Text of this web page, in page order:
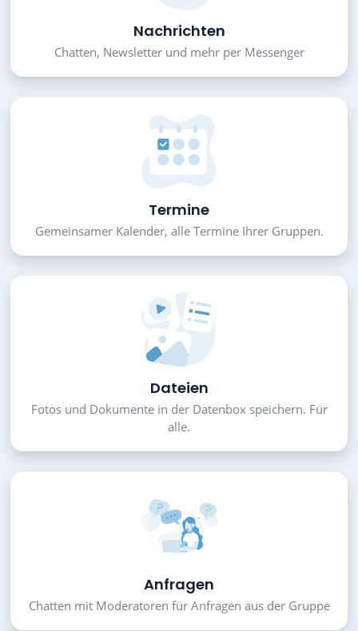
Nachrichten
Chatten, Newsletter und mehr per Messenger
Termine
Gemeinsamer Kalender, alle Termine Ihrer Gruppen.
Dateien
Fotos und Dokumente in der Datenbox speichern. Für
alle.
Anfragen
Chatten mit Moderatoren für Anfragen aus der Gruppe